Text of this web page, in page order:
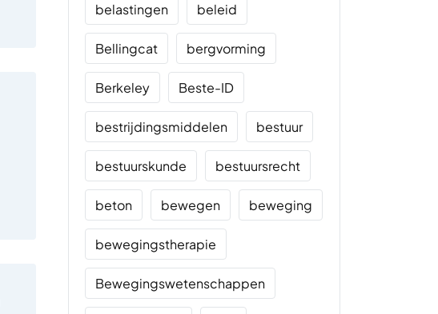
belastingen beleid
Bellingcat bergvorming
Berkeley Beste-ID
bestrijdingsmiddelen bestuur
bestuurskunde bestuursrecht
beton bewegen beweging
bewegingstherapie
Bewegingswetenschappen